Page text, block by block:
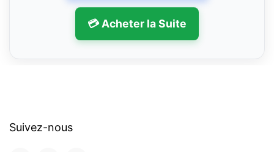
💳 Acheter la Suite
Suivez-nous